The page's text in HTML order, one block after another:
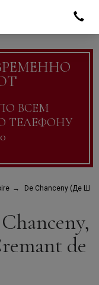
ВСЕМ
ТЕЛЕФОНУ
De Chanceny (Де
de